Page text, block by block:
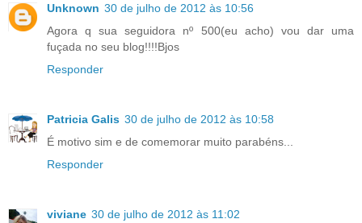
Unknown 30 de julho de 2012 às 10:56
Agora q sua seguidora nº 500(eu acho) vou dar uma
fuçada no seu blog!!!!Bjos
Responder
Patricia Galis 30 de julho de 2012 às 10:58
É motivo sim e de comemorar muito parabéns...
Responder
viviane 30 de julho de 2012 às 11:02